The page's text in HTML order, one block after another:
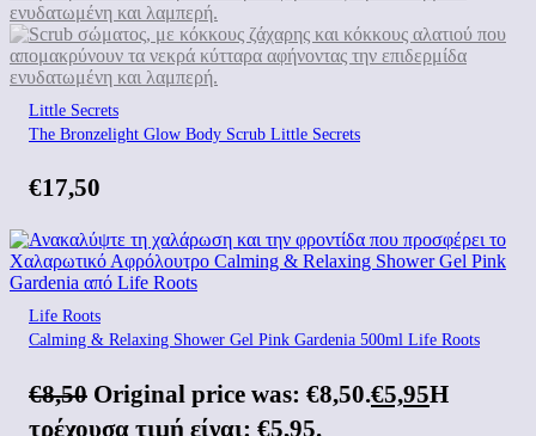
Little Secrets
The Bronzelight Glow Body Scrub Little Secrets
€17,50
Life Roots
Calming & Relaxing Shower Gel Pink Gardenia 500ml Life Roots
€8,50 Original price was: €8,50.€5,95Η
τρέχουσα τιμή είναι: €5,95.